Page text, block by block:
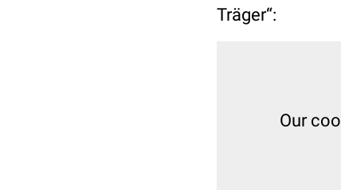
Träger“:
Our